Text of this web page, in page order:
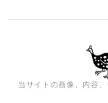
当サイトの画像、内容